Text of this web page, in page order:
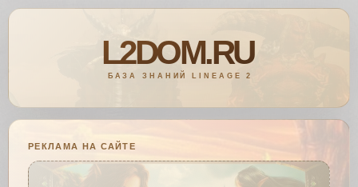
РЕКЛАМА НА САЙТЕ